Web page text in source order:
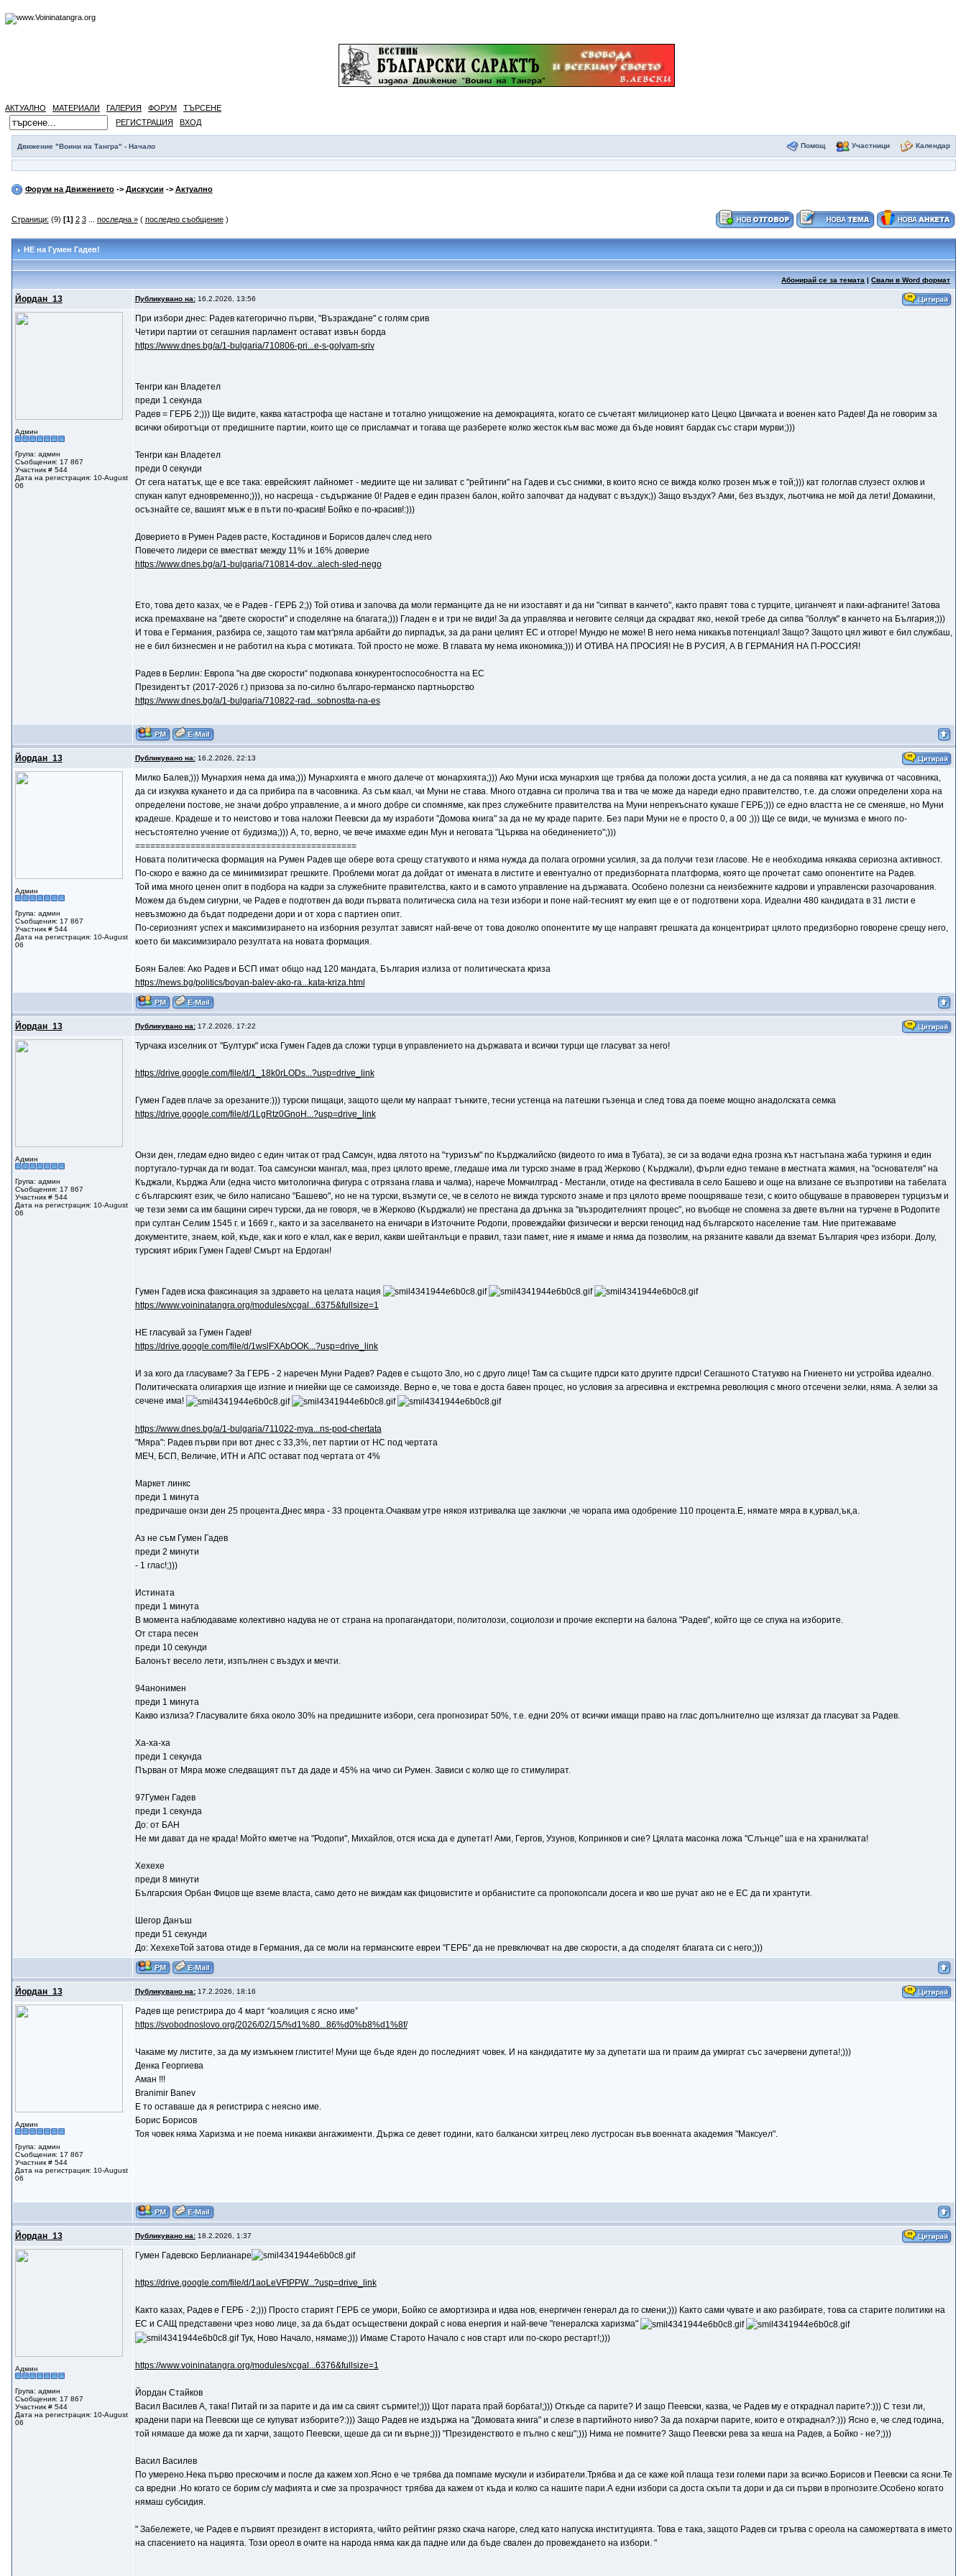
АКТУАЛНО МАТЕРИАЛИ ГАЛЕРИЯ ФОРУМ
ТЪРСЕНЕ
РЕГИСТРАЦИЯ
ВХОД
Движение "Воини на Тангра" - Начало Помощ Участници Календар
Форум на Движението-> Дискусии -> Актуално
Страници: (9) [1] 2 3... последна »( последно съобщение)
НЕ на Гумен Гадев!
Абонирай се за темата |Свали в Word формат
Йордан_13 Публикувано на:16.2.2026, 13:56
Админ
Група: админ
Съобщения: 17 867
Участник # 544
Дата на регистрация: 10-August
06
При избори днес: Радев категорично първи, "Възраждане" с голям срив
Четири партии от сегашния парламент остават извън борда
https://www.dnes.bg/a/1-bulgaria/710806-pri...e-s-golyam-sriv
Тенгри кан Владетел
преди 1 секунда
Радев = ГЕРБ 2;))) Ще видите, каква катастрофа ще настане и тотално унищожение на демокрацията, когато се съчетаят милиционер като Цецко Цвичката и военен като Радев! Да не говорим за
всички обиротъци от предишните партии, които ще се присламчат и тогава ще разберете колко жесток към вас може да бъде новият бардак със стари мурви;)))
Тенгри кан Владетел
преди 0 секунди
От сега нататък, ще е все така: еврейският лайномет - медиите ще ни заливат с "рейтинги" на Гадев и със снимки, в които ясно се вижда колко грозен мъж е той;))) кат гологлав слузест охлюв и
спукан капут едновременно;))), но насреща - съдържание 0! Радев е един празен балон, който започват да надуват с въздух;)) Защо въздух? Ами, без въздух, льотчика не мой да лети! Домакини,
осъзнайте се, вашият мъж е в пъти по-красив! Бойко е по-красив!:)))
Доверието в Румен Радев расте, Костадинов и Борисов далеч след него
Повечето лидери се вместват между 11% и 16% доверие
https://www.dnes.bg/a/1-bulgaria/710814-dov...alech-sled-nego
Ето, това дето казах, че е Радев - ГЕРБ 2;)) Той отива и започва да моли германците да не ни изоставят и да ни "сипват в канчето", както правят това с турците, циганчеят и паки-афганите! Затова
иска премахване на "двете скорости" и споделяне на благата;))) Гладен е и три не види! За да управлява и неговите селяци да скрадват яко, некой требе да сипва "боллук" в канчето на България;)))
И това е Германия, разбира се, защото там мат'ряла арбайти до пирпадък, за да рани целият ЕС и отгоре! Мундю не може! В него нема никакъв потенциал! Защо? Защото цял живот е бил службаш,
не е бил бизнесмен и не работил на къра с мотиката. Той просто не може. В главата му нема икономика;))) И ОТИВА НА ПРОСИЯ! Не В РУСИЯ, А В ГЕРМАНИЯ НА П-РОССИЯ!
Радев в Берлин: Европа "на две скорости“ подкопава конкурентоспособността на ЕС
Президентът (2017-2026 г.) призова за по-силно българо-германско партньорство
https://www.dnes.bg/a/1-bulgaria/710822-rad...sobnostta-na-es
Йордан_13 Публикувано на:16.2.2026, 22:13
Админ
Група: админ
Съобщения: 17 867
Участник # 544
Дата на регистрация: 10-August
06
Mилко Балев;))) Мунархия нема да има;))) Мунархията е много далече от монархията;))) Ако Муни иска мунархия ще трябва да положи доста усилия, а не да са появява кат кукувичка от часовника,
да си изкуква кукането и да са прибира па в часовника. Аз съм каал, чи Муни не става. Много отдавна си пролича тва и тва че може да нареди едно правителство, т.е. да сложи определени хора на
определени постове, не значи добро управление, а и много добре си спомняме, как през служебните правителства на Муни непрекъснато кукаше ГЕРБ;))) се едно властта не се сменяше, но Муни
крадеше. Крадеше и то неистово и това наложи Пеевски да му изработи "Домова книга" за да не му краде парите. Без пари Муни не е просто 0, а 00 ;))) Ще се види, че мунизма е много по-
несъстоятелно учение от будизма;))) А, то, верно, че вече имахме един Мун и неговата "Църква на обединението";)))
============================================
Новата политическа формация на Румен Радев ще обере вота срещу статуквото и няма нужда да полага огромни усилия, за да получи тези гласове. Не е необходима някаква сериозна активност.
По-скоро е важно да се минимизират грешките. Проблеми могат да дойдат от имената в листите и евентуално от предизборната платформа, която ще прочетат само опонентите на Радев.
Той има много ценен опит в подбора на кадри за служебните правителства, както и в самото управление на държавата. Особено полезни са неизбежните кадрови и управленски разочарования.
Можем да бъдем сигурни, че Радев е подготвен да води първата политическа сила на тези избори и поне най-тесният му екип ще е от подготвени хора. Идеални 480 кандидата в 31 листи е
невъзможно да бъдат подредени дори и от хора с партиен опит.
По-сериозният успех и максимизирането на изборния резултат зависят най-вече от това доколко опонентите му ще направят грешката да концентрират цялото предизборно говорене срещу него,
което би максимизирало резултата на новата формация.
Боян Балев: Ако Радев и БСП имат общо над 120 мандата, България излиза от политическата криза
https://news.bg/politics/boyan-balev-ako-ra...kata-kriza.html
Йордан_13 Публикувано на:17.2.2026, 17:22
Админ
Група: админ
Съобщения: 17 867
Участник # 544
Дата на регистрация: 10-August
06
Турчака изселник от "Бултурк" иска Гумен Гадев да сложи турци в управлението на държавата и всички турци ще гласуват за него!
https://drive.google.com/file/d/1_18k0rLODs...?usp=drive_link
Гумен Гадев плаче за орезаните:))) турски пищаци, защото щели му напраат тънките, тесни устенца на патешки гъзенца и след това да поеме мощно анадолската семка
https://drive.google.com/file/d/1LgRtz0GnoH...?usp=drive_link
Онзи ден, гледам едно видео с един читак от град Самсун, идва лятото на "туризъм" по Кърджалийско (видеото го има в Тубата), зе си за водачи една грозна кът настъпана жаба туркиня и един
португало-турчак да ги водат. Тоа самсунски мангал, маа, през цялото време, гледаше има ли турско знаме в град Жерково ( Кърджали), фърли едно темане в местната жамия, на "основателя" на
Къджали, Кърджа Али (една чисто митологична фигура с отрязана глава и чалма), нарече Момчилград - Местанли, отиде на фестивала в село Башево и още на влизане се възпротиви на табелата
с българският език, че било написано "Башево", но не на турски, възмути се, че в селото не вижда турското знаме и прз цялото време поощряваше тези, с които общуваше в правоверен турцизъм и
че тези земи са им бащини сиреч турски, да не говоря, че в Жерково (Кърджали) не престана да дрънка за "възродителният процес", но въобще не спомена за двете вълни на турчене в Родопите
при султан Селим 1545 г. и 1669 г., както и за заселването на еничари в Източните Родопи, провеждайки физически и верски геноцид над българското население там. Ние притежаваме
документите, знаем, кой, къде, как и кого е клал, как е верил, какви шейтанлъци е правил, тази памет, ние я имаме и няма да позволим, на рязаните кавали да вземат България чрез избори. Долу,
турският ибрик Гумен Гадев! Смърт на Ердоган!
Гумен Гадев иска факсинация за здравето на целата нация
https://www.voininatangra.org/modules/xcgal...6375&fullsize=1
НЕ гласувай за Гумен Гадев!
https://drive.google.com/file/d/1wslFXAbOOK...?usp=drive_link
И за кого да гласуваме? За ГЕРБ - 2 наречен Муни Радев? Радев е същото Зло, но с друго лице! Там са същите пдрси като другите пдрси! Сегашното Статукво на Гниенето ни устройва идеално.
Политическата олигархия ще изгние и гниейки ще се самоизяде. Верно е, че това е доста бавен процес, но условия за агресивна и екстремна революция с много отсечени зелки, няма. А зелки за
сечене има!
https://www.dnes.bg/a/1-bulgaria/711022-mya...ns-pod-chertata
"Мяра": Радев първи при вот днес с 33,3%, пет партии от НС под чертата
МЕЧ, БСП, Величие, ИТН и АПС остават под чертата от 4%
Маркет линкс
преди 1 минута
предричаше онзи ден 25 процента.Днес мяра - 33 процента.Очаквам утре някоя изтривалка ще заключи ,че чорапа има одобрение 110 процента.Е, нямате мяра в к,уpвaл,ък,а.
Aз не съм Гумен Гадев
преди 2 минути
- 1 глас!;)))
Истината
преди 1 минута
В момента наблюдаваме колективно надува не от страна на пропагандатори, политолози, социолози и прочие експерти на балона "Радев", който ще се спука на изборите.
От стара песен
преди 10 секунди
Балонът весело лети, изпълнен с въздух и мечти.
94анонимен
преди 1 минута
Какво излиза? Гласувалите бяха около 30% на предишните избори, сега прогнозират 50%, т.е. едни 20% от всички имащи право на глас допълнително ще излязат да гласуват за Радев.
Ха-ха-ха
преди 1 секунда
Първан от Мяра може следващият път да даде и 45% на чичо си Румен. Зависи с колко ще го стимулират.
97Гумен Гадев
преди 1 секунда
До: от БАН
Не ми дават да не крада! Мойто кметче на "Родопи", Михайлов, отся иска да е дупетат! Ами, Гергов, Узунов, Копринков и сие? Цялата масонка ложа "Слънце" ша е на хранилката!
Хехехе
преди 8 минути
Българския Орбан Фицов ще вземе власта, само дето не виждам как фицовистите и орбанистите са пропокопсали досега и кво ше ручат ако не е ЕС да ги хрантути.
Шегор Данъш
преди 51 секунди
До: ХехехеТой затова отиде в Германия, да се моли на германските евреи "ГЕРБ" да не превключват на две скорости, а да споделят благата си с него;)))
Йордан_13 Публикувано на:17.2.2026, 18:16
Админ
Група: админ
Съобщения: 17 867
Участник # 544
Дата на регистрация: 10-August
06
Радев ще регистрира до 4 март “коалиция с ясно име”
https://svobodnoslovo.org/2026/02/15/%d1%80...86%d0%b8%d1%8f/
Чакаме му листите, за да му измъкнем глистите! Муни ще бъде яден до последният човек. И на кандидатите му за дупетати ша ги праим да умиргат със зачервени дупета!;)))
Денка Георгиева
Аман !!!
Branimir Banev
Е то оставаше да я регистрира с неясно име.
Борис Борисов
Тоя човек няма Харизма и не поема никакви ангажименти. Държа се девет години, като балкански хитрец леко лустросан във военната академия "Максуел".
Йордан_13 Публикувано на:18.2.2026, 1:37
Админ
Група: админ
Съобщения: 17 867
Участник # 544
Дата на регистрация: 10-August
06
Гумен Гадевско Берлианаре
https://drive.google.com/file/d/1aoLeVFtPPW...?usp=drive_link
Както казах, Радев е ГЕРБ - 2;))) Просто старият ГЕРБ се умори, Бойко се амортизира и идва нов, енергичен генерал да го смени;))) Както сами чувате и ако разбирате, това са старите политики на
ЕС и САЩ представени чрез ново лице, за да бъдат осъществени докрай с нова енергия и най-вече "генералска харизма"
Тук, Ново Начало, нямаме;))) Имаме Старото Начало с нов старт или по-скоро рестарт!;)))
https://www.voininatangra.org/modules/xcgal...6376&fullsize=1
Йордан Стайков
Васил Василев A, така! Питай ги за парите и да им са свият сърмите!;))) Щот парата прай борбата!;))) Откъде са парите? И защо Пеевски, казва, че Радев му е откраднал парите?:))) С тези ли,
крадени пари на Пеевски ще се купуват изборите?:))) Защо Радев не издържа на "Домовата книга" и слезе в партийното ниво? За да похарчи парите, които е откраднал?:))) Ясно е, че след година,
той нямаше да може да ги харчи, защото Пеевски, щеше да си ги върне;))) "Президенството е пълно с кеш";))) Нима не помните? Защо Пеевски рева за кеша на Радев, а Бойко - не?;)))
Васил Василев
По умерено.Нека първо прескочим и после да кажем хоп.Ясно е че трябва да помпаме мускули и избиратели.Трябва и да се каже кой плаща тези големи пари за всичко.Борисов и Пеевски са ясни.Те
са вредни .Но когато се борим с/у мафията и сме за прозрачност трябва да кажем от къда и колко са нашите пари.А едни избори са доста скъпи та дори и да си първи в прогнозите.Особено когато
нямаш субсидия.
" Забележете, че Радев е първият президент в историята, чийто рейтинг рязко скача нагоре, след като напуска институцията. Това е така, защото Радев си тръгва с ореола на саможертвата в името
на спасението на нацията. Този ореол в очите на народа няма как да падне или да бъде свален до провеждането на избори. "